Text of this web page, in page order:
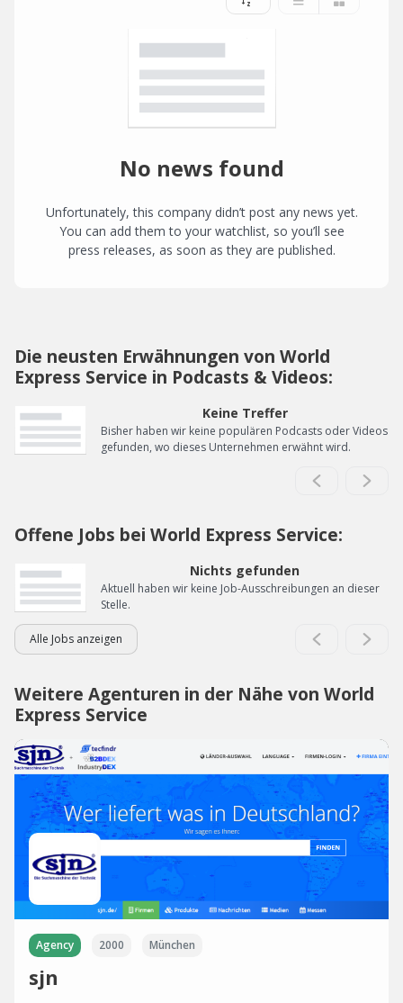
No news found
Unfortunately, this company didn’t post any news yet.
You can add them to your watchlist, so you’ll see
press releases, as soon as they are published.
Die neusten Erwähnungen von World
Express Service in Podcasts & Videos:
Keine Treffer
Bisher haben wir keine populären Podcasts oder Videos
gefunden, wo dieses Unternehmen erwähnt wird.
Offene Jobs bei World Express Service:
Nichts gefunden
Aktuell haben wir keine Job-Ausschreibungen an dieser
Stelle.
Alle Jobs anzeigen
Weitere Agenturen in der Nähe von World
Express Service
Agency 2000 München
sjn